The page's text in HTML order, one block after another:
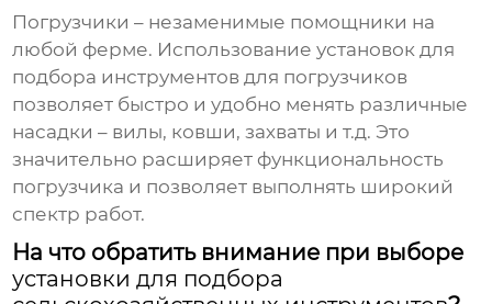
Погрузчики – незаменимые помощники на
любой ферме. Использованиеустановок для
подбора инструментов для погрузчиков
позволяет быстро и удобно менять различные
насадки – вилы, ковши, захваты и т.д. Это
значительно расширяет функциональность
погрузчика и позволяет выполнять широкий
спектр работ.
На что обратить внимание при выборе
установки для подбора